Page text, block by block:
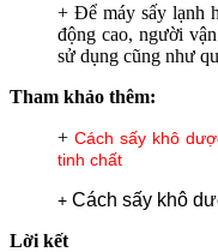
+ Để máy sấy lạnh
động cao, người
sử dụng cũng như
Tham khảo thêm:
+ Cách sấy khô
tinh chất
+ Cách sấy khô
Lời kết